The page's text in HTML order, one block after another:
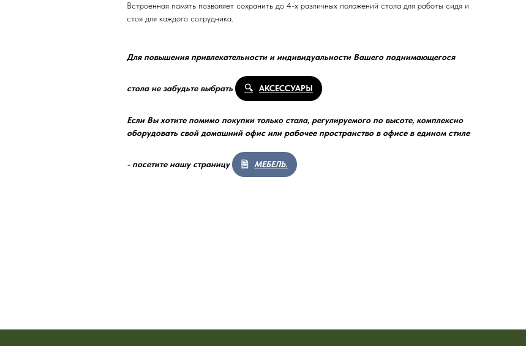
Встроенная память позволяет сохранить до 4-х различных положений стола для работы сидя и
стоя для каждого сотрудника.
Для повышения привлекательности и индивидуальности Вашего поднимающегося
стола не забудьте выбрать АКСЕССУАРЫ
Если Вы хотите помимо покупки только стала, регулируемого по высоте, комплексно
оборудовать свой домашний офис или рабочее пространство в офисе в едином стиле
- посетите нашу страницу МЕБЕЛЬ.